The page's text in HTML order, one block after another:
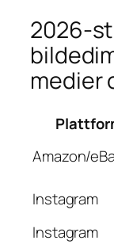
2026-
medier
Amazon/
Instagram
Instagram